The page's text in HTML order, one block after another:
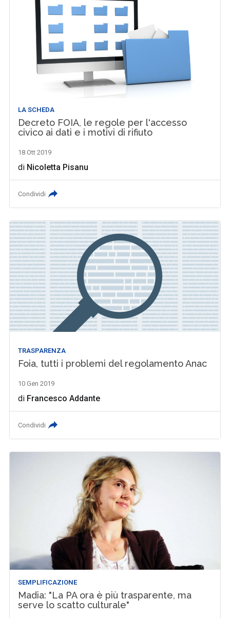
LA SCHEDA
Decreto FOIA, le regole per l'accesso
civico ai dati e i motivi di rifiuto
18 Ott 2019
di Nicoletta Pisanu
Condividi
TRASPARENZA
Foia, tutti i problemi del regolamento Anac
10 Gen 2019
di Francesco Addante
Condividi
SEMPLIFICAZIONE
Madia: "La PA ora è più trasparente, ma
serve lo scatto culturale"